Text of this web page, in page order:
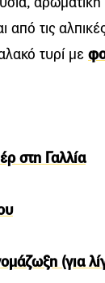
τις
τυρί με
στη Γαλλία
(για